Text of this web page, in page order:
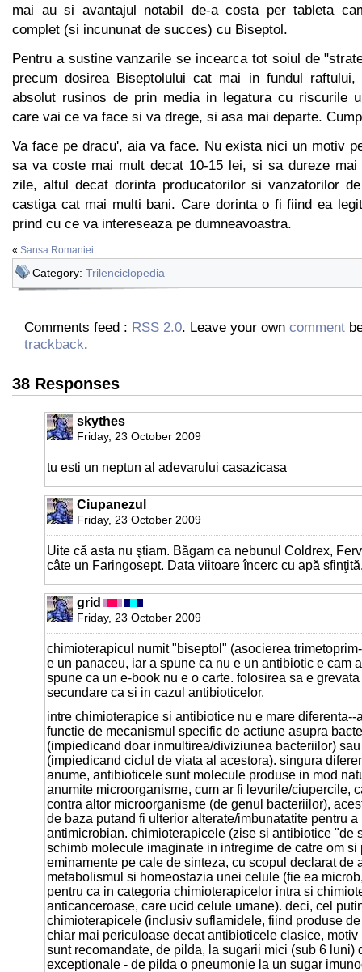
mai au si avantajul notabil de-a costa per tableta
complet (si incununat de succes) cu Biseptol.
Pentru a sustine vanzarile se incearca tot soiul de
precum dosirea Biseptolului cat mai in fundul
absolut rusinos de prin media in legatura cu riscurile
care vai ce va face si va drege, si asa mai departe.
Va face pe dracu', aia va face. Nu exista nici un motiv
sa va coste mai mult decat 10-15 lei, si sa dureze
zile, altul decat dorinta producatorilor si vanzatorilor
castiga cat mai multi bani. Care dorinta o fi fiind ea
prind cu ce va intereseaza pe dumneavoastra.
« Sansa Romaniei
Category: Trilenciclopedia
Comments feed : RSS 2.0. Leave your own comment
trackback.
38 Responses
skythes
Friday, 23 October 2009
tu esti un neptun al adevarului casazicasa
Ciupanezul
Friday, 23 October 2009
Uite că asta nu ştiam. Băgam ca nebunul Coldrex,
câte un Faringosept. Data viitoare încerc cu apă
grid
Friday, 23 October 2009
chimioterapicul numit "biseptol" (asocierea
e un panaceu, iar a spune ca nu e un antibiotic e cam
spune ca un e-book nu e o carte. folosirea sa e
secundare ca si in cazul antibioticelor.
intre chimioterapice si antibiotice nu e mare diferenta--
functie de mecanismul specific de actiune asupra
(impiedicand doar inmultirea/diviziunea bacteriilor)
(impiedicand ciclul de viata al acestora). singura
anume, antibioticele sunt molecule produse in mod
anumite microorganisme, cum ar fi levurile/ciupercile,
contra altor microorganisme (de genul bacteriilor),
de baza putand fi ulterior alterate/imbunatatite pentru
antimicrobian. chimioterapicele (zise si antibiotice "de
schimb molecule imaginate in intregime de catre om si
eminamente pe cale de sinteza, cu scopul declarat de
metabolismul si homeostazia unei celule (fie ea
pentru ca in categoria chimioterapicelor intra si
anticanceroase, care ucid celule umane). deci, cel
chimioterapicele (inclusiv suflamidele, fiind produse
chiar mai periculoase decat antibioticele clasice, motiv
sunt recomandate, de pilda, la sugarii mici (sub 6 luni)
exceptionale - de pilda o pneumonie la un sugar